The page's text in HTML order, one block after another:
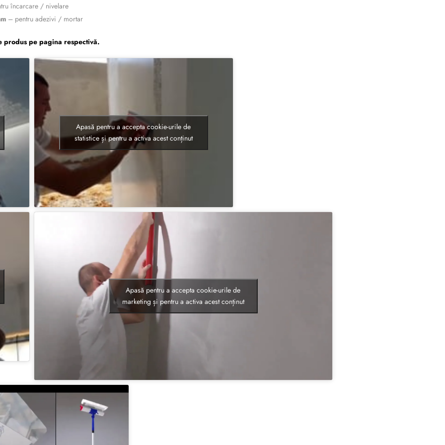
încarcare / nivelare
– pentru adezivi / mortar
pe pagina respectivă.
Apasă pentru a accepta cookie-urile de
statistice și pentru a activa acest conținut
Apasă pentru a accepta cookie-urile de
marketing și pentru a activa acest conținut